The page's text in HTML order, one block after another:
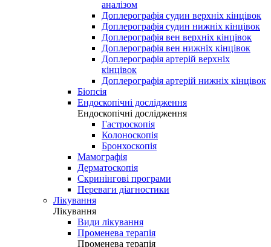
аналізом
Доплерографія судин верхніх кінцівок
Доплерографія судин нижніх кінцівок
Доплерографія вен верхніх кінцівок
Доплерографія вен нижніх кінцівок
Доплерографія артерій верхніх
кінцівок
Доплерографія артерій нижніх кінцівок
Біопсія
Ендоскопічні дослідження
Ендоскопічні дослідження
Гастроскопія
Колоноскопія
Бронхоскопія
Мамографія
Дерматоскопія
Скринінгові програми
Переваги діагностики
Лікування
Лікування
Види лікування
Променева терапія
Променева терапія